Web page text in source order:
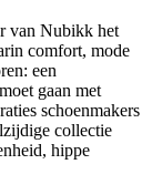
van Nubikk het
comfort, mode
een
gaan met
schoenmakers
collectie
hippe